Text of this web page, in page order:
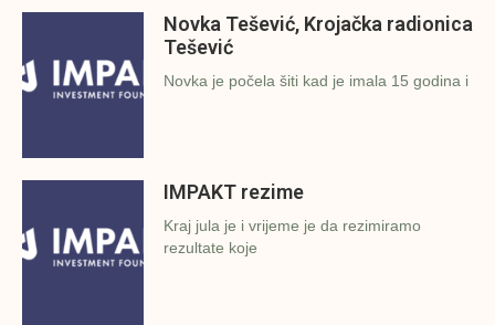
Novka Tešević, Krojačka radionica
Tešević
Novka je počela šiti kad je imala 15 godina i
IMPAKT rezime
Kraj jula je i vrijeme je da rezimiramo
rezultate koje